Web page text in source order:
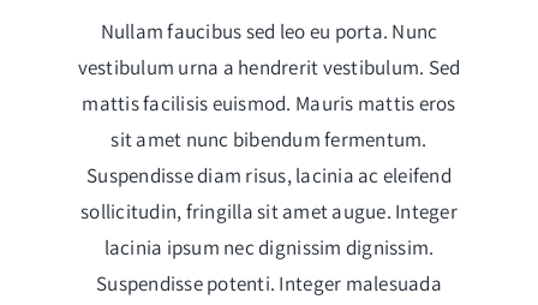
Nullam faucibus sed leo eu porta. Nunc
vestibulum urna a hendrerit vestibulum. Sed
mattis facilisis euismod. Mauris mattis eros
sit amet nunc bibendum fermentum.
Suspendisse diam risus, lacinia ac eleifend
sollicitudin, fringilla sit amet augue. Integer
lacinia ipsum nec dignissim dignissim.
Suspendisse potenti. Integer malesuada